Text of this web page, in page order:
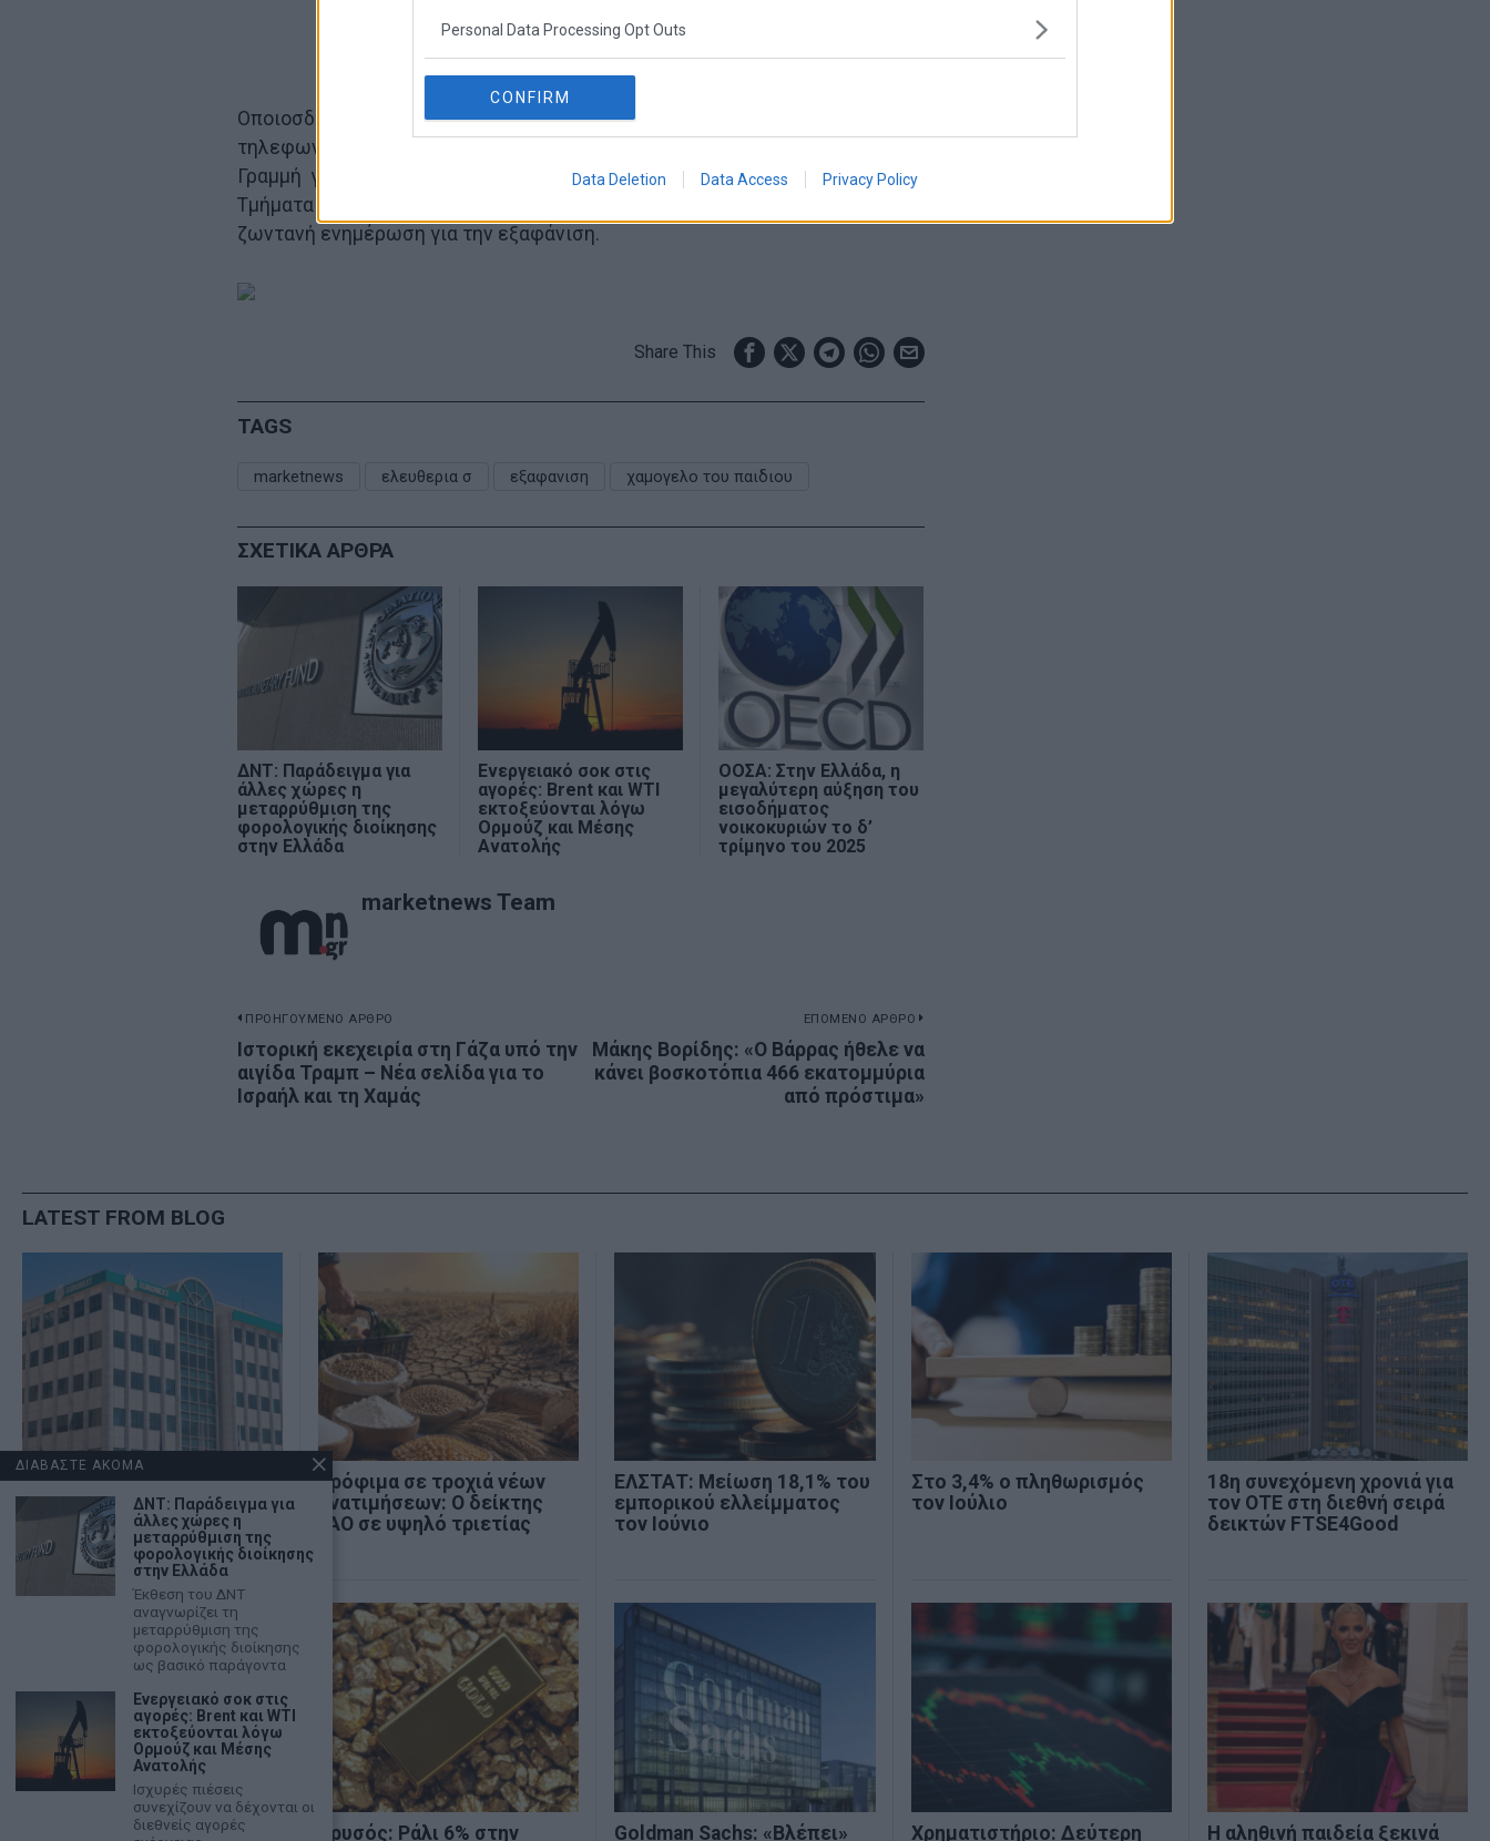
Personal Data Processing Opt Outs
CONFIRM
Data Deletion Data Access Privacy Policy
Οποιοσδήποτε έχει κάποια πληροφορία, παρακαλείται να επικοινωνήσει
τηλεφωνικά με “Το Χαμόγελο του Παιδιού” όλο το 24ωρο, στην “Εθνική
Γραμμή για τους Αγνοούμενους Ενήλικες – 1017”, σε όλα τα Αστυνομικά
Τμήματα της χώρας αλλά και μέσω της εφαρμογής στην οποία υπάρχει
ζωντανή ενημέρωση για την εξαφάνιση.
Share This
TAGS
marketnews ελευθερια σ εξαφανιση χαμογελο του παιδιου
ΣΧΕΤΙΚΑ ΑΡΘΡΑ
ΔΝΤ: Παράδειγμα για
άλλες χώρες η
μεταρρύθμιση της
φορολογικής διοίκησης
στην Ελλάδα
Ενεργειακό σοκ στις
αγορές: Brent και WTI
εκτοξεύονται λόγω
Ορμούζ και Μέσης
Ανατολής
ΟΟΣΑ: Στην Ελλάδα, η
μεγαλύτερη αύξηση του
εισοδήματος
νοικοκυριών το δ’
τρίμηνο του 2025
marketnews Team
Πλοήγηση
άρθρων
ΠΡΟΗΓΟΥΜΕΝΟ ΑΡΘΡΟ
Previous
post:
Ιστορική εκεχειρία στη Γάζα υπό την
αιγίδα Τραμπ – Νέα σελίδα για το
Ισραήλ και τη Χαμάς
ΕΠΟΜΕΝΟ ΑΡΘΡΟ
Next
post:
Μάκης Βορίδης: «Ο Βάρρας ήθελε να
κάνει βοσκοτόπια 466 εκατομμύρια
από πρόστιμα»
LATEST FROM BLOG
Χρηματιστήριο: Κλείσιμο
πάνω από τις 2.600
μονάδες και νέα θετική
εβδομάδα
Τρόφιμα σε τροχιά νέων
ανατιμήσεων: Ο δείκτης
FAO σε υψηλό τριετίας
ΕΛΣΤΑΤ: Μείωση 18,1% του
εμπορικού ελλείμματος
τον Ιούνιο
Στο 3,4% ο πληθωρισμός
τον Ιούλιο
18η συνεχόμενη χρονιά για
τον ΟΤΕ στη διεθνή σειρά
δεικτών FTSE4Good
Κ. Βελόπουλος: «Η Ελληνική Χρυσός: Ράλι 6% στην Goldman Sachs: «Βλέπει» Χρηματιστήριο: Δεύτερη Η αληθινή παιδεία ξεκινά
ΔΙΑΒΑΣΤΕ ΑΚΟΜΑ
ΔΝΤ: Παράδειγμα για
άλλες χώρες η
μεταρρύθμιση της
φορολογικής διοίκησης
στην Ελλάδα
Έκθεση του ΔΝΤ
αναγνωρίζει τη
μεταρρύθμιση της
φορολογικής διοίκησης
ως βασικό παράγοντα
Ενεργειακό σοκ στις
αγορές: Brent και WTI
εκτοξεύονται λόγω
Ορμούζ και Μέσης
Ανατολής
Ισχυρές πιέσεις
συνεχίζουν να δέχονται οι
διεθνείς αγορές